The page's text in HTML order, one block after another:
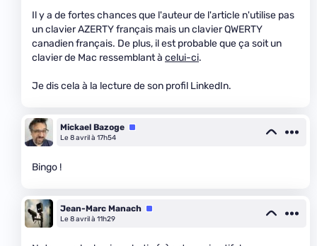
Il y a de fortes chances que l'auteur de l'article n'utilise pas
un clavier AZERTY français mais un clavier QWERTY
canadien français. De plus, il est probable que ça soit un
clavier de Mac ressemblant à celui-ci.
Je dis cela à la lecture de son profil LinkedIn.
Mickael Bazoge Équipe
Le 8 avril à 17h54
Bingo !
Jean-Marc Manach Équipe
Le 8 avril à 11h29